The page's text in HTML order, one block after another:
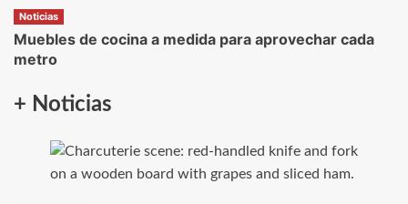
Noticias
Muebles de cocina a medida para aprovechar cada
metro
+ Noticias